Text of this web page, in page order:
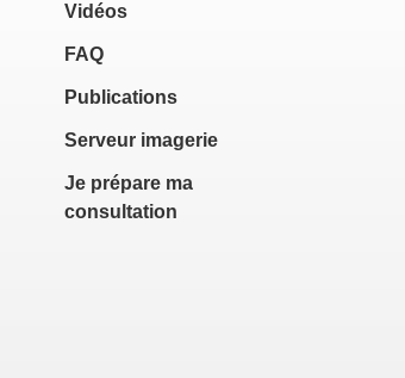
Vidéos
FAQ
Publications
Serveur imagerie
Je prépare ma
consultation